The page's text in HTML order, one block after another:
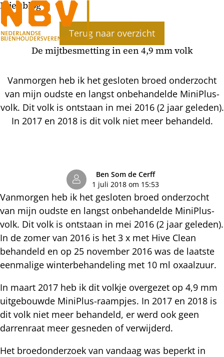
Bijenblog
Terug naar overzicht
De mijtbesmetting in een 4,9 mm volk
Vanmorgen heb ik het gesloten broed onderzocht
van mijn oudste en langst onbehandelde MiniPlus-
volk. Dit volk is ontstaan in mei 2016 (2 jaar geleden).
In 2017 en 2018 is dit volk niet meer behandeld.
Ben Som de Cerff
1 juli 2018 om 15:53
Vanmorgen heb ik het gesloten broed onderzocht
van mijn oudste en langst onbehandelde MiniPlus-
volk. Dit volk is ontstaan in mei 2016 (2 jaar geleden).
In de zomer van 2016 is het 3 x met Hive Clean
behandeld en op 25 november 2016 was de laatste
eenmalige winterbehandeling met 10 ml oxaalzuur.
In maart 2017 heb ik dit volkje overgezet op 4,9 mm
uitgebouwde MiniPlus-raampjes. In 2017 en 2018 is
dit volk niet meer behandeld, er werd ook geen
darrenraat meer gesneden of verwijderd.
Het broedonderzoek van vandaag was beperkt in